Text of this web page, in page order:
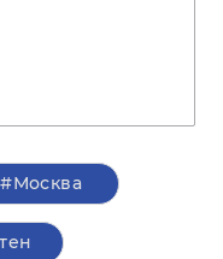
#Москва